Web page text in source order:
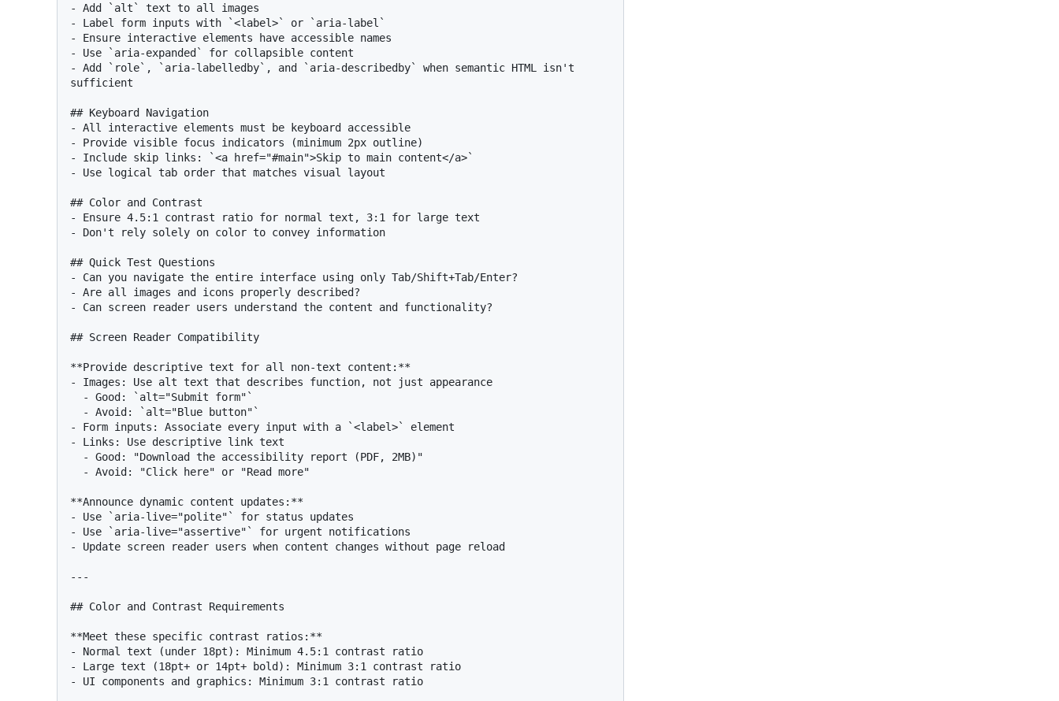
- Add `alt` text to all images
- Label form inputs with `<label>` or `aria-label`
- Ensure interactive elements have accessible names
- Use `aria-expanded` for collapsible content
- Add `role`, `aria-labelledby`, and `aria-describedby` when semantic HTML isn't
sufficient
## Keyboard Navigation
- All interactive elements must be keyboard accessible
- Provide visible focus indicators (minimum 2px outline)
- Include skip links: `<a href="#main">Skip to main content</a>`
- Use logical tab order that matches visual layout
## Color and Contrast
- Ensure 4.5:1 contrast ratio for normal text, 3:1 for large text
- Don't rely solely on color to convey information
## Quick Test Questions
- Can you navigate the entire interface using only Tab/Shift+Tab/Enter?
- Are all images and icons properly described?
- Can screen reader users understand the content and functionality?
## Screen Reader Compatibility
**Provide descriptive text for all non-text content:**
- Images: Use alt text that describes function, not just appearance
- Form inputs: Associate every input with a `<label>` element
- Links: Use descriptive link text
**Announce dynamic content updates:**
- Use `aria-live="polite"` for status updates
- Use `aria-live="assertive"` for urgent notifications
- Update screen reader users when content changes without page reload
---
## Color and Contrast Requirements
**Meet these specific contrast ratios:**
- Normal text (under 18pt): Minimum 4.5:1 contrast ratio
- Large text (18pt+ or 14pt+ bold): Minimum 3:1 contrast ratio
- UI components and graphics: Minimum 3:1 contrast ratio